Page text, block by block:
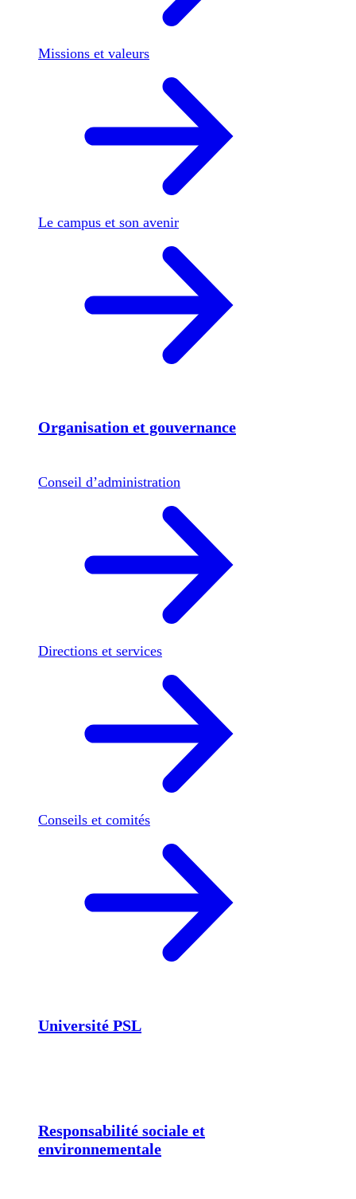
Missions et valeurs
Le campus et son avenir
Organisation et gouvernance
Conseil d’administration
Directions et services
Conseils et comités
Université PSL
Responsabilité sociale et
environnementale